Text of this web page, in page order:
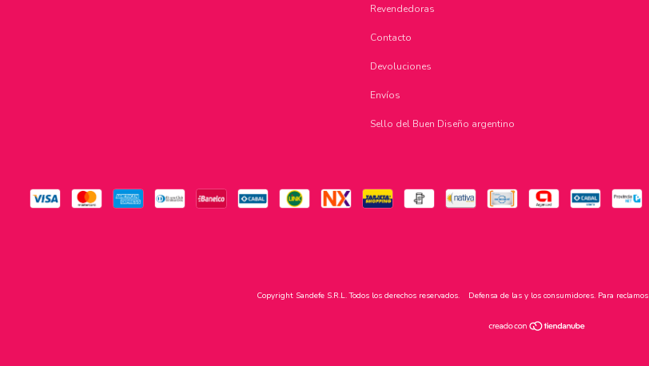
Revendedoras
Contacto
Devoluciones
Envíos
Sello del Buen Diseño argentino
Copyright Sandefe S.R.L. Todos los derechos reservados. Defensa de las y los consumidores. Para reclamos